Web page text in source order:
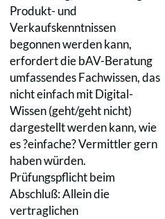
Produkt- und
Verkaufskenntnissen
begonnen werden kann,
erfordert die bAV-Beratung
umfassendes Fachwissen, das
nicht einfach mit Digital-
Wissen (geht/geht nicht)
dargestellt werden kann, wie
es ?einfache? Vermittler gern
haben würden.
Prüfungspflicht beim
Abschluß: Allein die
vertraglichen